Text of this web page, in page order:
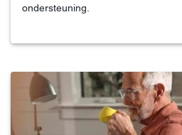
ondersteuning.